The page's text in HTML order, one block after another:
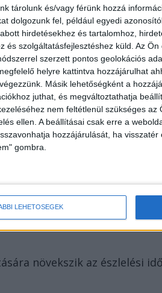
tárolunk és/vagy férünk hozzá
dolgozunk fel, például egyedi
hirdetésekhez és tartalomhoz,
és szolgáltatásfejlesztéshez küld. Az Ön
szerzett pontos geolokációs
helyre kattintva hozzájárulhat
Másik lehetőségként a
juthat, és megváltoztathatja
nem feltétlenül szükséges
ellen. A beállításai csak erre a
hozzájárulását, ha
gombra.
LEHETŐSÉGEK
oldalon számol be arról,
is találtak.
merült fel ittasság
vezetőjénél – olvasható a
hogy az ittas vezetés és
van a közlekedés
növekszik az észlelési